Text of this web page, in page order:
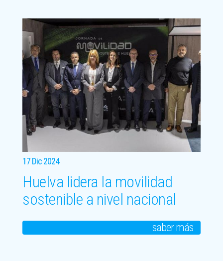
17 Dic 2024
Huelva lidera la movilidad
sostenible a nivel nacional
saber más